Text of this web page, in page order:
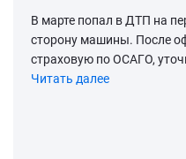
В марте попал в ДТП на
сторону машины. После
страховую по ОСАГО,
Читать далее